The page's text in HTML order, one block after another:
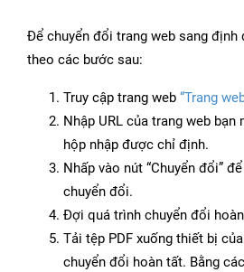
Để chuyển đổi trang web sang định
theo các bước sau:
Truy cập trang web “Trang
Nhập URL của trang web bạn
hộp nhập được chỉ định.
Nhấp vào nút “Chuyển đổi”
chuyển đổi.
Đợi quá trình chuyển đổi
Tải tệp PDF xuống thiết bị
chuyển đổi hoàn tất. Bằng